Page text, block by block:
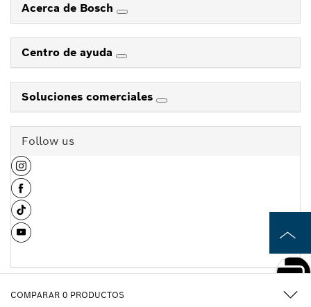
COMPARAR 0 PRODUCTOS
Acerca de Bosch
Centro de ayuda
Soluciones comerciales
Follow us